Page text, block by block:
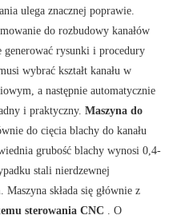
ulega znacznej poprawie.
do rozbudowy kanałów
rysunki i procedury
wybrać kształt kanału w
a następnie automatycznie
i praktyczny.Maszyna do
do cięcia blachy do kanału
grubość blachy wynosi 0,4-
stali nierdzewnej
składa się głównie z
sterowania CNC . O